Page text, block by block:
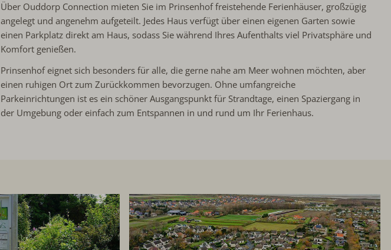
Über Ouddorp Connection mieten Sie im Prinsenhof freistehende Ferienhäuser, großzügig
angelegt und angenehm aufgeteilt. Jedes Haus verfügt über einen eigenen Garten sowie
einen Parkplatz direkt am Haus, sodass Sie während Ihres Aufenthalts viel Privatsphäre und
Komfort genießen.
Prinsenhof eignet sich besonders für alle, die gerne nahe am Meer wohnen möchten, aber
einen ruhigen Ort zum Zurückkommen bevorzugen. Ohne umfangreiche
Parkeinrichtungen ist es ein schöner Ausgangspunkt für Strandtage, einen Spaziergang in
der Umgebung oder einfach zum Entspannen in und rund um Ihr Ferienhaus.